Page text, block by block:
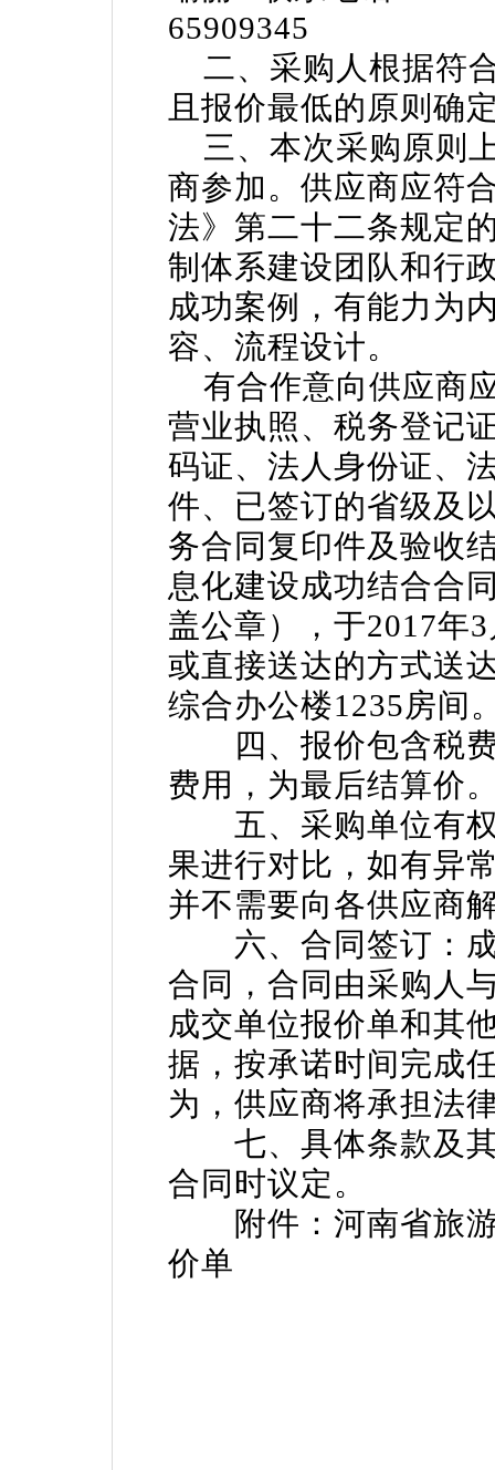
65909345
二、采购人根据符
且报价最低的原则确
三、本次采购原则
商参加。供应商应符
法》第二十二条规定
制体系建设团队和行
成功案例，有能力为
容、流程设计。
有合作意向供应商
营业执照、税务登记
码证、法人身份证、
件、已签订的省级及
务合同复印件及验收
息化建设成功结合合
盖公章），于2017年
或直接送达的方式送
综合办公楼1235房间
四、报价包含税费
费用，为最后结算价
五、采购单位有权
果进行对比，如有异
并不需要向各供应商
六、合同签订：成
合同，合同由采购人
成交单位报价单和其
据，按承诺时间完成
为，供应商将承担法
七、具体条款及其
合同时议定。
附件：河南省旅
价单